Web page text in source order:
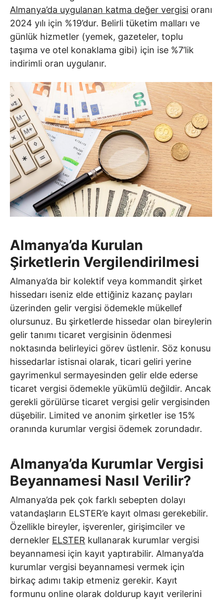
Almanya’da uygulanan katma değer vergisi oranı
2024 yılı için %19’dur. Belirli tüketim malları ve
günlük hizmetler (yemek, gazeteler, toplu
taşıma ve otel konaklama gibi) için ise %7’lik
indirimli oran uygulanır.
Almanya’da Kurulan
Şirketlerin Vergilendirilmesi
Almanya’da bir kolektif veya kommandit şirket
hissedarı iseniz elde ettiğiniz kazanç payları
üzerinden gelir vergisi ödemekle mükellef
olursunuz. Bu şirketlerde hissedar olan bireylerin
gelir tanımı ticaret vergisinin ödenmesi
noktasında belirleyici görev üstlenir. Söz konusu
hissedarlar istisnai olarak, ticari geliri yerine
gayrimenkul sermayesinden gelir elde ederse
ticaret vergisi ödemekle yükümlü değildir. Ancak
gerekli görülürse ticaret vergisi gelir vergisinden
düşebilir. Limited ve anonim şirketler ise 15%
oranında kurumlar vergisi ödemek zorundadır.
Almanya’da Kurumlar Vergisi
Beyannamesi Nasıl Verilir?
Almanya’da pek çok farklı sebepten dolayı
vatandaşların ELSTER’e kayıt olması gerekebilir.
Özellikle bireyler, işverenler, girişimciler ve
dernekler ELSTER kullanarak kurumlar vergisi
beyannamesi için kayıt yaptırabilir. Almanya’da
kurumlar vergisi beyannamesi vermek için
birkaç adımı takip etmeniz gerekir. Kayıt
formunu online olarak doldurup kayıt verilerini